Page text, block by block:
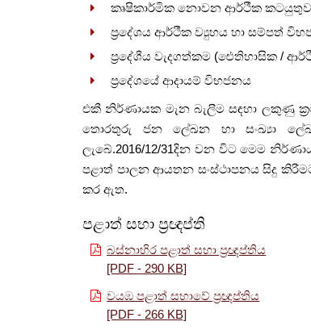
කෘෂිකාර්මික නොවන ආර්ථීක
ප්‍රදේශය ආර්ථීක ව්‍යුහය හා සම්පත්
ප්‍රදේශීය වැදගත්කම (ඓතිහාසික /
ප්‍රදේශයේ ආදායම් විභජනය
එකී නිර්ණායක මැන බැලීම සඳහා ලකුණු
තොරතුරු ජන ලේඛන හා සංඛ්‍යා
ලැබේ.2016/12/31දින වන විට මෙම
පළාත් පාලන ආයතන සංස්ථාපනය සිදු
කර ඇත.
පළාත් සභා ප්‍රඥප්ති
බස්නාහිර පළාත් සභා ප්‍රඥප්තිය
[PDF - 290 KB]
වයඹ පළාත් සභාවේ ප්‍රඥප්තිය
[PDF - 266 KB]